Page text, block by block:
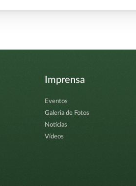
Imprensa
Eventos
Galeria de Fotos
Notícias
Vídeos